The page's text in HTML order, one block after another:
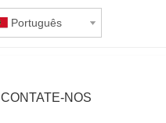
Português
CONTATE-NOS